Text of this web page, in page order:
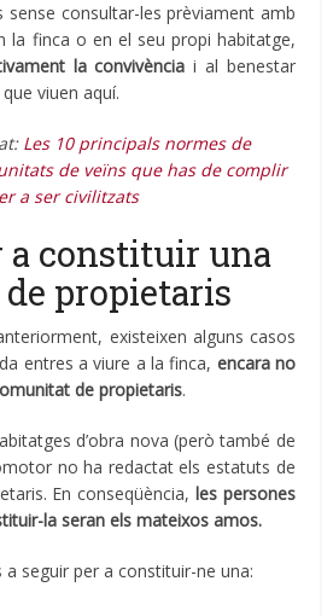
sense consultar-les prèviament amb
la finca o en el seu propi habitatge,
la convivència i al benestar
viuen aquí.
Les 10 principals normes de
de veïns que has de complir
a ser civilitzats
a constituir una
propietaris
existeixen alguns casos
entres a viure a la finca, encara no
de propietaris.
d’obra nova (però també de
no ha redactat els estatuts de
En conseqüència, les persones
la seran els mateixos amos.
seguir per a constituir-ne una: